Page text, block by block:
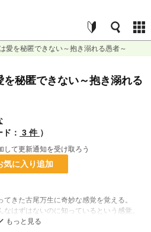
愛を秘匿できない～抱き溺れる愚者～
を秘匿できない～抱き溺れる
ド： 3 件 ）
して更新通知を受け取ろう
気に入り追加
きた古尾万生に奇妙な感覚を覚える。
はずはないのに知っているという感覚。
と。